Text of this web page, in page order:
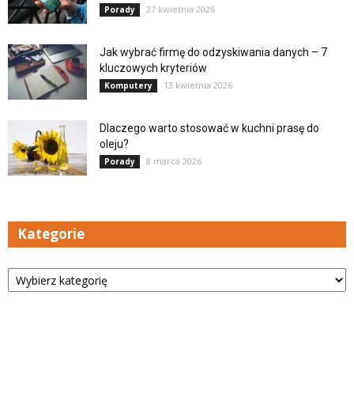
Porady 27 kwietnia 2026
Jak wybrać firmę do odzyskiwania danych – 7
kluczowych kryteriów
Komputery 13 kwietnia 2026
Dlaczego warto stosować w kuchni prasę do
oleju?
Porady 8 marca 2026
Kategorie
Kategorie